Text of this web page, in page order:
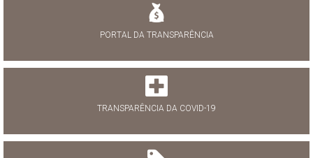
PORTAL DA TRANSPARÊNCIA
TRANSPARÊNCIA DA COVID-19